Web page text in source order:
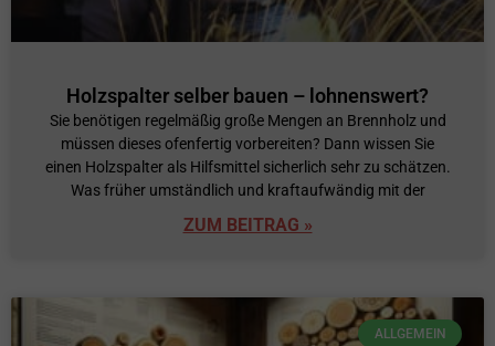
Holzspalter selber bauen – lohnenswert?
Sie benötigen regelmäßig große Mengen an Brennholz und
müssen dieses ofenfertig vorbereiten? Dann wissen Sie
einen Holzspalter als Hilfsmittel sicherlich sehr zu schätzen.
Was früher umständlich und kraftaufwändig mit der
ZUM BEITRAG »
ALLGEMEIN